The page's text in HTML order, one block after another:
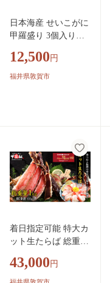
日本海産 せいこがに
甲羅盛り 3個入り
セイコガニ セコガニ
香箱蟹 香箱 内子 外
12,500 円
福井県敦賀市
着日指定可能 特大カ
ット生たらば 総重量
羅組 海鮮 たらば蟹
タラバガニ 蟹 カニ
43,000 円